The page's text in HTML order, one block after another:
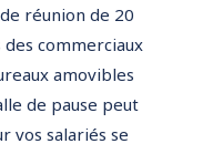
réunion de 20
commerciaux
amovibles
de pause peut
vos salariés se